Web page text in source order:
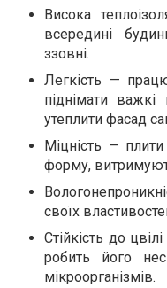
Висока
всередині
ззовні.
Легкість —
піднімати
утеплити фасад
Міцність —
форму,
своїх
Стійкість до
робить його
мікроорганізмів.